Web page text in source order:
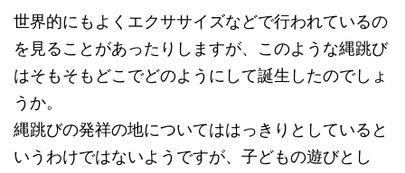
世界的にもよくエクササイズなどで行われているの
を見ることがあったりしますが、このような縄跳び
はそもそもどこでどのようにして誕生したのでしょ
うか。
縄跳びの発祥の地についてははっきりとしていると
いうわけではないようですが、子どもの遊びとし